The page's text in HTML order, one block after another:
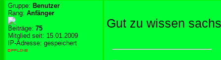
Gruppe: Benutzer
Rang: Anfänger
Beiträge: 75
Mitglied seit: 15.01.2009
IP-Adresse: gespeichert
Gut zu wissen